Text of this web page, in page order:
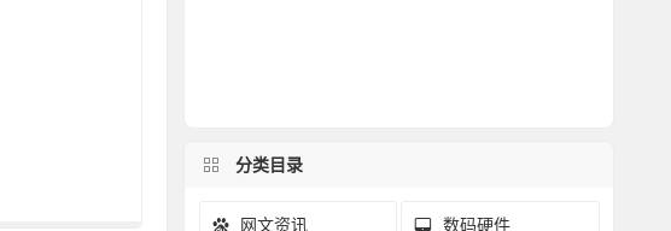
分类目录
网文资讯 数码硬件